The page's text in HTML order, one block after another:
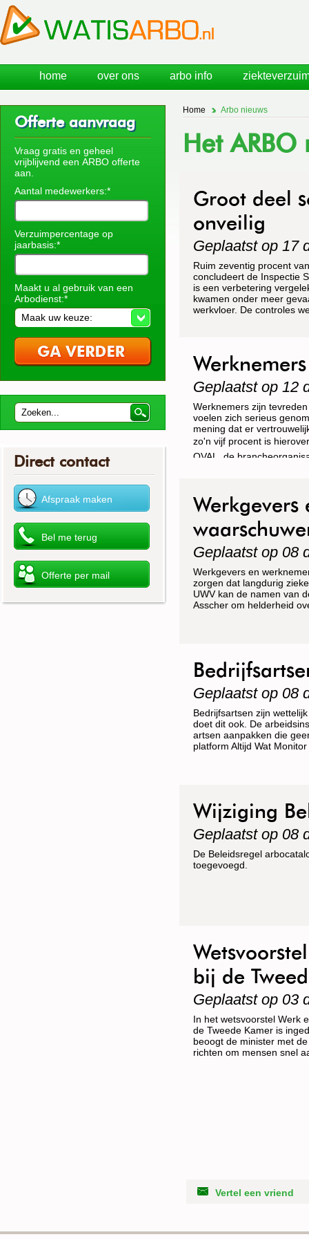
Home Arbo nieuws
Het
Groot deel
onveilig
Geplaatst op 17
Ruim zeventig procent
concludeert de Inspectie
is een verbetering
kwamen onder meer
werkvloer. De controles
Geplaatst op 12
Werknemers zijn
voelen zich serieus
mening dat er
zo'n vijf procent is
OVAL, de
Werkgevers
Geplaatst op 08
Werkgevers en
zorgen dat langdurig
UWV kan de namen van
Asscher om helderheid
Geplaatst op 08
Bedrijfsartsen zijn
doet dit ook. De
artsen aanpakken die
platform Altijd Wat
Wijziging
Geplaatst op 08
De Beleidsregel
toegevoegd.
bij de
Geplaatst op 03
In het wetsvoorstel Werk
de Tweede Kamer is
beoogt de minister met
richten om mensen snel
Vertel een vriend
Offerte aanvraag
Vraag gratis en geheel
vrijblijvend een ARBO offerte
aan.
Aantal medewerkers:*
Verzuimpercentage op
jaarbasis:*
Maakt u al gebruik van een
Arbodienst:*
Maak uw keuze:
Direct contact
home over ons arbo info